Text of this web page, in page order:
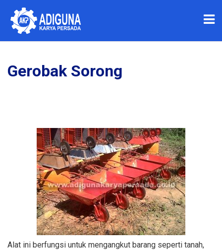
Gerobak Sorong
Alat ini berfungsi untuk mengangkut barang seperti tanah,